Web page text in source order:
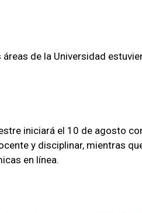
de la Universidad
iniciará el 10 de agosto
y disciplinar, mientras
en línea.